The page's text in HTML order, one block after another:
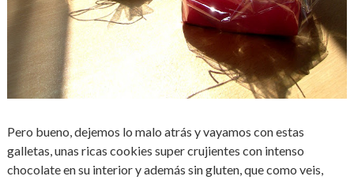
Pero bueno, dejemos lo malo atrás y vayamos con estas
galletas, unas ricas cookies super crujientes con intenso
chocolate en su interior y además sin gluten, que como veis,